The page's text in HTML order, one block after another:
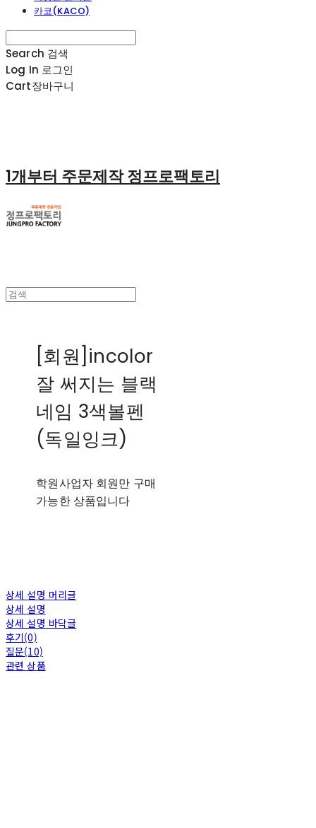
카코(KACO)
Search 검색
Log In 로그인
Cart장바구니
1개부터 주문제작 정프로팩토리
[회원]incolor
잘 써지는 블랙
네임 3색볼펜
(독일잉크)
학원사업자 회원만 구매
가능한 상품입니다
상세 설명 머리글
상세 설명
상세 설명 바닥글
후기(0)
질문(10)
관련 상품